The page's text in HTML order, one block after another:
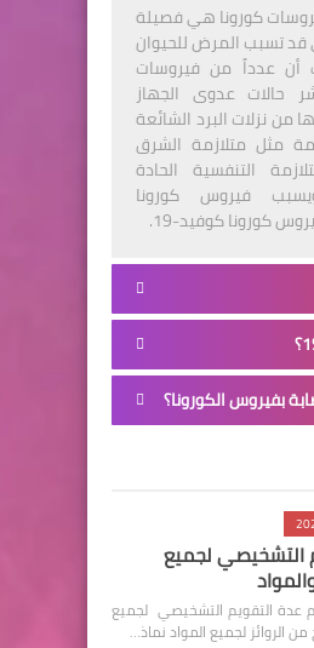
كورونا هي فصيلة
قد تسبب المرض للحيوان
أن عدداً من فيروسات
حالات عدوى الجهاز
من نزلات البرد الشائعة
مثل متلازمة الشرق
التنفسية الحادة
فيروس كورونا
كورونا كوفيد-19.
بفيروس الكورونا؟
التشخيصي لجميع
عدة التقويم التشخيصي لجميع
الروائز لجميع المواد نماذ…